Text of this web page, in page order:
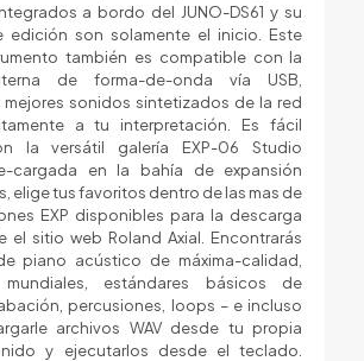
a bordo del JUNO-DS61 y su
edición son solamente el inicio. Este
también es compatible con la
de forma-de-onda vía USB,
sonidos sintetizados de la red
a tu interpretación. Es fácil
la versátil galería EXP-06 Studio
cargada en la bahía de expansión
elige tus favoritos dentro de las mas de
EXP disponibles para la descarga
el sitio web Roland Axial. Encontrarás
piano acústico de máxima-calidad,
mundiales, estándares básicos de
percusiones, loops – e incluso
archivos WAV desde tu propia
y ejecutarlos desde el teclado.